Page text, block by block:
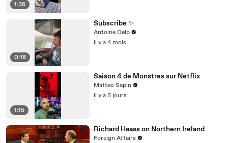
1:35
0:18
Subscribe ✨
Antoine Delp
il y a 4 mois
1:15
Saison 4 de Monstres sur Netflix
Matteo Sapin
il y a 5 jours
Richard Haass on Northern Ireland
Foreign Affairs